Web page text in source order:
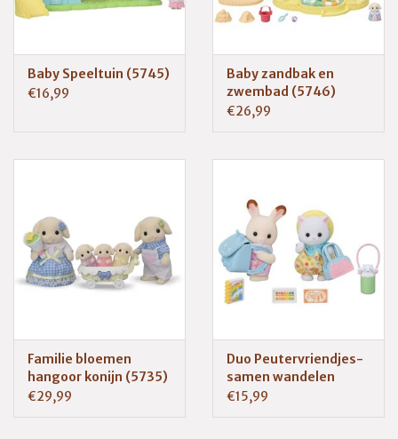
Baby Speeltuin (5745)
€16,99
Baby zandbak en
zwembad (5746)
€26,99
Familie bloemen
hangoor konijn (5735)
€29,99
Duo Peutervriendjes-
samen wandelen
(5747)
€15,99